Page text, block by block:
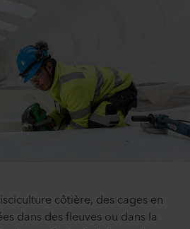
côtière, des cages en
dans des fleuves ou dans la